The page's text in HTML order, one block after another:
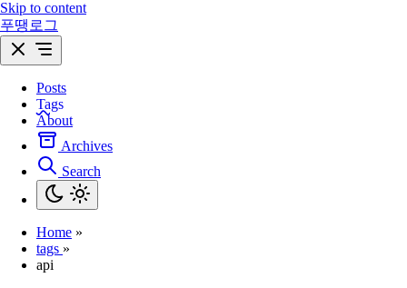
Skip to content
푸땡로그
Posts
Tags
About
Archives
Search
Home »
tags »
api